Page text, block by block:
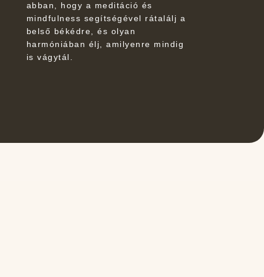
abban, hogy a meditáció és
mindfulness segítségével rátalálj a
belső békédre, és olyan
harmóniában élj, amilyenre mindig
is vágytál.